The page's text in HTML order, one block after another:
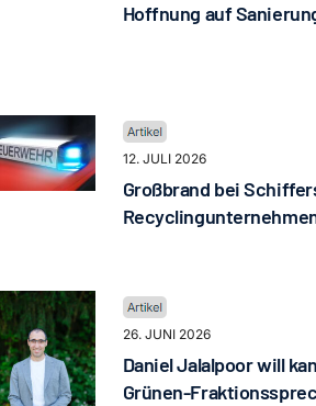
Hoffnung auf
12. JULI 2026
Großbrand bei
26. JUNI 2026
Daniel Jalalpoor will
Grünen-